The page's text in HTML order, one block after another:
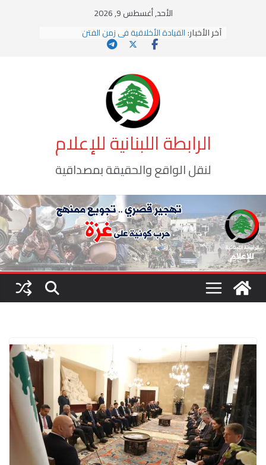
الأحد, أغسطس 9, 2026
آخر الأخبار:
يومَ يَفيضُ العَرَقُ
القيادة الأخلاقية في زمن الفتن
الاستلاب الثقافي وتحديات الهوية الإسلامية
الرابطة اللبنانية للإعلام
لنقل الواقع والحقيقة بمصداقية